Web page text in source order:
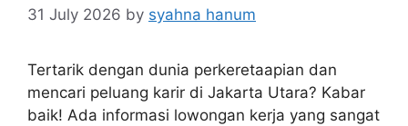
31 July 2026 by syahna hanum
Tertarik dengan dunia perkeretaapian dan
mencari peluang karir di Jakarta Utara? Kabar
baik! Ada informasi lowongan kerja yang sangat